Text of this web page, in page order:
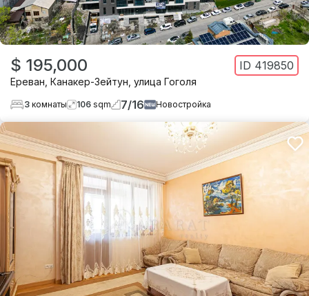
$ 195,000 ID 419850
Ереван Канакер-Зейтун улица Гоголя
3 комнаты 106 sqm 7/16 Новостройка